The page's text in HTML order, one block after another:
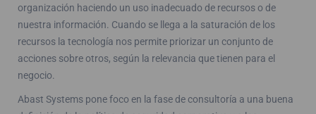
organización haciendo un uso inadecuado de recursos o de
nuestra información. Cuando se llega a la saturación de los
recursos la tecnología nos permite priorizar un conjunto de
acciones sobre otros, según la relevancia que tienen para el
negocio.
Abast Systems pone foco en la fase de consultoría a una buena